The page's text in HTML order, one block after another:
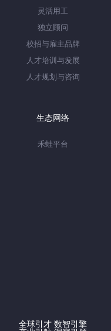
灵活用工
独立顾问
校招与雇主品牌
人才培训与发展
人才规划与咨询
生态网络
禾蛙平台
全球引才 数智引擎